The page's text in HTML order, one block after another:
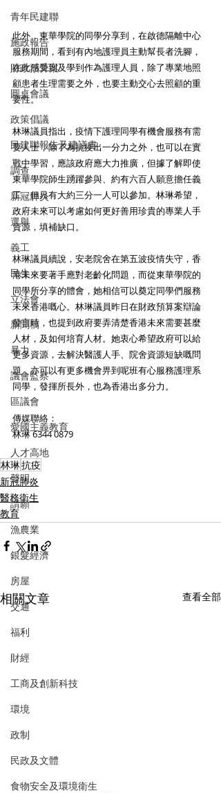
青年民建聯
施政報告
財政預算案
圓桌會議
政策倡議
民建聯報告及建議書
調查
新冠肺炎
選舉
義工
民生
立法會
新聞稿
暴力
議會監察
區議會
愛國主義教育
人才高地
聲明
請願
漁農業
銀髮經濟
房屋
交通
福利
財經
工商及創新科技
環境
政制
民政及文體
食物安全及環境衛生
此外，東華學院的同學分享到，在啟德隔離中心
服務期間，看到有內地護理員主動幫長者洗腳，
在此感受到及學到作為護理人員，除了專業地照
顧患者生理需要之外，也要主動交心去照顧的重
要性。
林琳議員指出，疫情下護理同學有機會服務有需
要人士，除了為抗疫出一分力之外，也可以在實
戰中學習，應該政府應大力推廣，但據了解即使
東華學院師生踴躍參與、約有六百人願意擔任義
工，但只有大約三分一人可以參加。林琳希望，
政府未來可以考慮如何更好善用珍貴的專業人手
資源，填補缺口。
林琳議員續說，安老院舍在第五波疫情失守，香
港未來要著手應對老齡化問題，而從東華學院的
同學所分享的體會，她相信可以奠定同學們服務
未來香港嘅心。林琳議員昨日在財政預算案辯論
發言時，也提到政府要弄清楚香港未來需要甚麼
人材，及如何培育人材。她衷心希望政府可以給
更多資源，去解決醫護人手、院舍資源短缺嘅問
題，亦可以有更多機會畀到呢班有心服務護理系
同學，發揮所長外，也為香港出多分力。
傳媒聯絡：
林琳 6344 0879
林琳抗疫
新冠肺炎
醫務衛生
教育
相關文章 查看全部